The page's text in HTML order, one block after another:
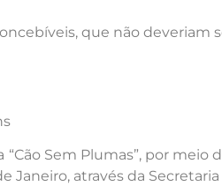
que não deveriam
“Cão Sem Plumas”, por
Janeiro, através da